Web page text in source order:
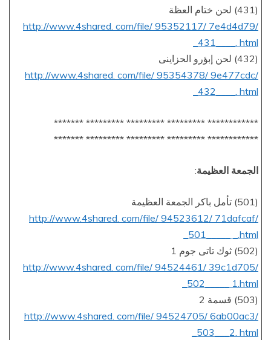
(431) لحن ختام العظة
http://www.4shared. com/file/ 95352117/ 7e4d4d79/
_431____. html
(432) لحن إبؤرو الحزاينى
http://www.4shared. com/file/ 95354378/ 9e477cdc/
_432____. html
************ ********* ********* ********* *******
************ ********* ********* ********* *******
الجمعة العظيمة:
(501) تأمل باكر الجمعة العظيمة
http://www.4shared. com/file/ 94523612/ 71dafcaf/
_501_____ _.html
(502) ثوك تاتى جوم 1
http://www.4shared. com/file/ 94524461/ 39c1d705/
_502_____ 1.html
(503) قسمة 2
http://www.4shared. com/file/ 94524705/ 6ab00ac3/
_503___2. html